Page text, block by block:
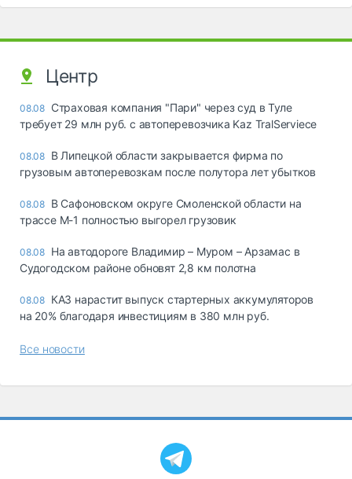
Центр
08.08 Страховая компания "Пари" через суд в Туле
требует 29 млн руб. с автоперевозчика Kaz TralServiece
08.08 В Липецкой области закрывается фирма по
грузовым автоперевозкам после полутора лет убытков
08.08 В Сафоновском округе Смоленской области на
трассе М-1 полностью выгорел грузовик
08.08 На автодороге Владимир – Муром – Арзамас в
Судогодском районе обновят 2,8 км полотна
08.08 КАЗ нарастит выпуск стартерных аккумуляторов
на 20% благодаря инвестициям в 380 млн руб.
Все новости